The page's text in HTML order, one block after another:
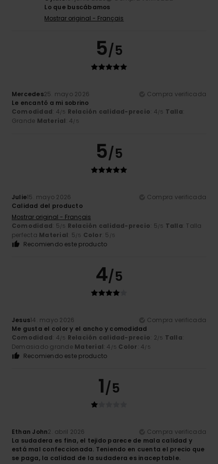
Lo que buscábamos
Mostrar original - Français
5/5
Mercedes25. mayo 2026
Compra verificada
Le encantó a mi sobrino
Comodidad: 4/5 Relación calidad-precio: 4/5 Talla:
Grande Material: 4/5
5/5
Julie15. mayo 2026
Compra verificada
Calidad del producto
Mostrar original - Français
Comodidad: 5/5 Relación calidad-precio: 5/5 Talla: Talla
perfecta Material: 5/5 Color: 5 /5
Recomiendo este producto
4/5
Jesus14. mayo 2026
Compra verificada
Me gusta el color y el ancho y comodidad
Comodidad: 4/5 Relación calidad-precio: 2/5 Talla:
Demasiado grande Material: 4 /5 Color: 4/5
Recomiendo este producto
1/5
Ethan John2. abril 2026
Compra verificada
La sudadera es fina, el tejido parece de mala calidad y
está mal confeccionada. Teniendo en cuenta el precio que
se paga, la calidad de la sudadera es inaceptable.